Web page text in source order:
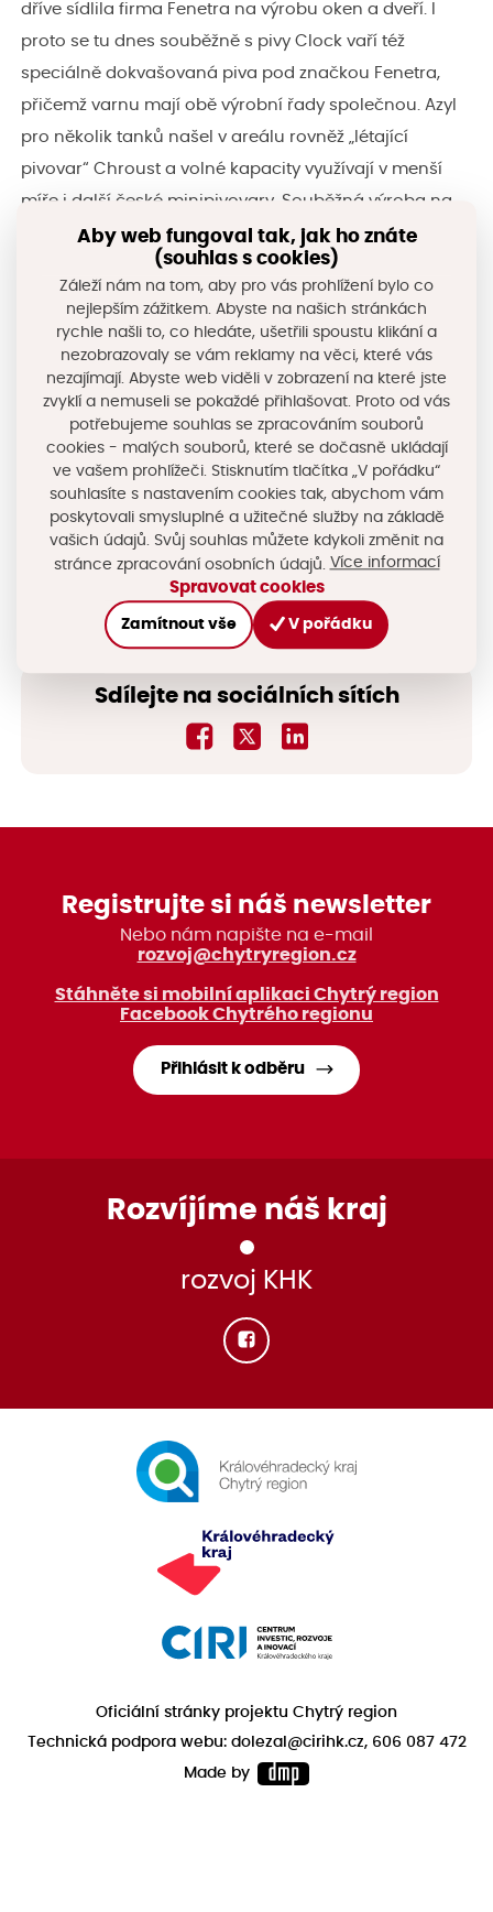
dříve sídlila firma Fenetra na výrobu oken a dveří. I
proto se tu dnes souběžně s pivy Clock vaří též
speciálně dokvašovaná piva pod značkou Fenetra,
přičemž varnu mají obě výrobní řady společnou. Azyl
pro několik tanků našel v areálu rovněž „létající
pivovar“ Chroust a volné kapacity využívají v menší
míře i další české minipivovary. Souběžná výroba na
dvou místech se ukázala jako neefektivní, proto na
jaře 2022 vznikla z původního pivovaru pod zámkem
stylová kapacitní pivnice. A že se daří, potvrzuje i
plynule stoupající výstav pivovaru, který v roce 2021
činil 7500 hl. Provozovatelé pivovaru zaslouží velké
plus i za příkladné zapojení železnice, s jejíž pomocí je
zajišťována část dodávek a expedice. Dlouho
opuštěná vlečka tak znovu našla smysluplné využití,
stejně jako celý areál bývalé Fenetry.
Stránky pivovaru
Fenetra
www.pivovarclock.cz
Sdílejte na sociálních sítích
Registrujte si náš newsletter
Nebo nám napište na e-mail
rozvoj@chytryregion.cz
Stáhněte si mobilní aplikaci Chytrý region
Facebook Chytrého regionu
Přihlásit k odběru
Rozvíjíme náš kraj
rozvoj KHK
Oficiální stránky projektu Chytrý region
Technická podpora webu: dolezal@cirihk.cz, 606 087 472
Made by
Aby web fungoval tak, jak ho znáte
(souhlas s cookies)
Záleží nám na tom, aby pro vás prohlížení bylo co
nejlepším zážitkem. Abyste na našich stránkách
rychle našli to, co hledáte, ušetřili spoustu klikání a
nezobrazovaly se vám reklamy na věci, které vás
nezajímají. Abyste web viděli v zobrazení na které jste
zvyklí a nemuseli se pokaždé přihlašovat. Proto od vás
potřebujeme souhlas se zpracováním souborů
cookies - malých souborů, které se dočasně ukládají
ve vašem prohlížeči. Stisknutím tlačítka „V pořádku“
souhlasíte s nastavením cookies tak, abychom vám
poskytovali smysluplné a užitečné služby na základě
vašich údajů. Svůj souhlas můžete kdykoli změnit na
stránce zpracování osobních údajů. Více informací
Spravovat cookies
Zamítnout vše V pořádku